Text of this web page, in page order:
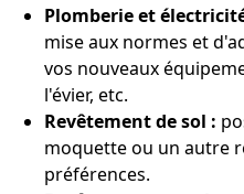
Plomberie et
mise aux normes et
vos nouveaux
l'évier, etc.
Revêtement de sol :
moquette ou un autre
préférences.